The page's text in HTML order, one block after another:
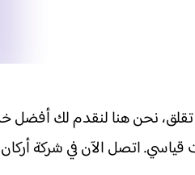
تقلق، نحن هنا لنقدم لك
اتصل الآن في شركة